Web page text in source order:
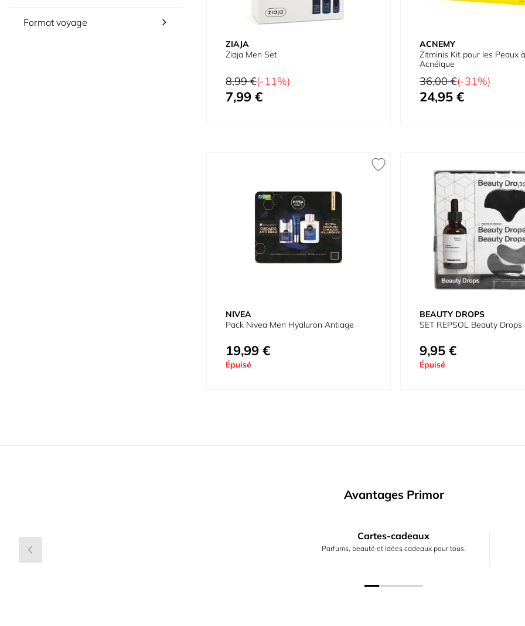
Format voyage
ZIAJA
Ziaja Men Set
Prix normal
8,99 €(-11%)
Prix spécial
7,99 €
ACNEMY
Zitminis Kit pour les Peaux
Acnéique
Prix normal
36,00 €(-31%)
Prix spécial
24,95 €
NIVEA
Pack Nivea Men Hyaluron Antiage
19,99 €
Épuisé
BEAUTY DROPS
SET REPSOL Beauty Drops
9,95 €
Épuisé
Avantages Primor
Cartes-cadeaux
Parfums, beauté et idées cadeaux pour tous.